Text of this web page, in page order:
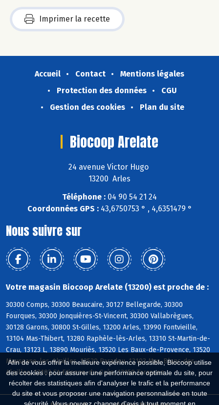
Afin de vous offrir la meilleure expérience possible, Biocoop utilise
des cookies : pour assurer une performance optimale du site, pour
récolter des statistiques afin d'analyser le trafic et la performance
du site et vous proposer une navigation personnalisée en toute
Imprimer la recette
Accueil Contact
Mentions légales
Protection des données
CGU
Gestion des cookies
Plan du site
Biocoop Arelate
24 avenue Victor Hugo
13200 Arles
Téléphone : 04 90 54 21 24
Coordonnées GPS :43,6750753 ° , 4,6351479 °
Nous suivre sur
Votre magasin Biocoop Arelate (13200) est proche de :
30300 Comps, 30300 Beaucaire, 30127 Bellegarde, 30300
Fourques, 30300 Jonquières-St-Vincent, 30300 Vallabrègues,
30128 Garons, 30800 St-Gilles, 13200 Arles, 13990 Fontvieille,
13104 Mas-Thibert, 13280 Raphèle-lès-Arles, 13310 St-Martin-de-
Crau, 13123 L, 13890 Mouriès, 13520 Les Baux-de-Provence, 13520
Maussane-les-Alpilles, 13520 Paradou, 13103 Mas-Blanc-des-
Alpilles, 13103 St-Etienne-du-Grès, 13150 Tarascon